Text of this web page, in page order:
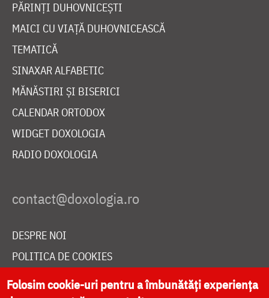
PĂRINȚI DUHOVNICEȘTI
MAICI CU VIAȚĂ DUHOVNICEASCĂ
TEMATICĂ
SINAXAR ALFABETIC
MĂNĂSTIRI ȘI BISERICI
CALENDAR ORTODOX
WIDGET DOXOLOGIA
RADIO DOXOLOGIA
DESPRE NOI
POLITICA DE COOKIES
DONEAZĂ ONLINE PENTRU CATEDRALA NAȚIONALĂ
Folosim cookie-uri pentru a îmbunătăți experiența